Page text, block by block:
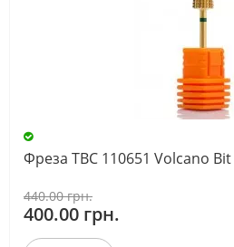
Фреза ТВС 110651 Volcano
440.00 грн.
400.00 грн.